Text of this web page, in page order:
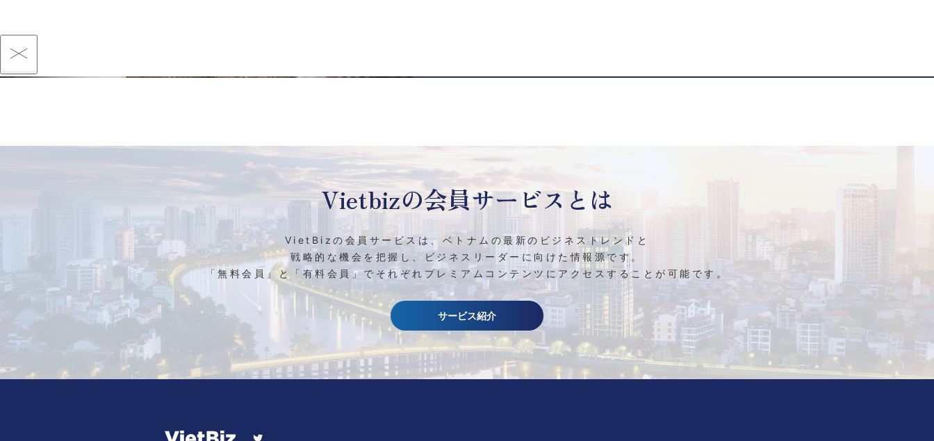
Vietbizの会員サービスとは
VietBizの会員サービスは、ベトナムの最新のビジネストレンドと
戦略的な機会を把握し、ビジネスリーダーに向けた情報源です。
「無料会員」と「有料会員」でそれぞれプレミアムコンテンツにアクセスすることが可能です。
サービス紹介